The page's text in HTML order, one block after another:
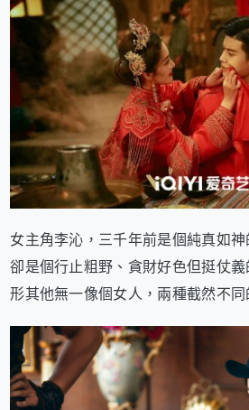
女主角李沁，三千年前是個純真如
卻是個行止粗野、貪財好色但挺仗
形其他無一像個女人，兩種截然不同